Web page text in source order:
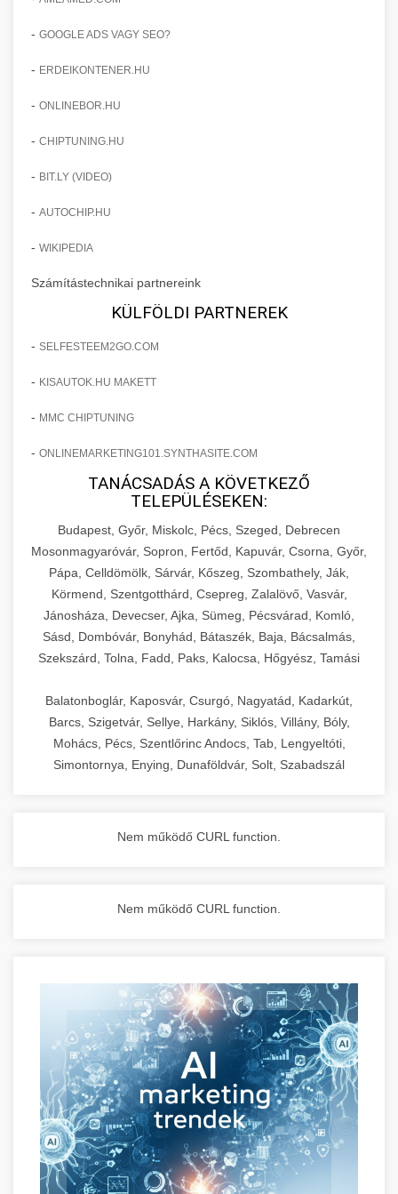
- GOOGLE ADS VAGY SEO?
- ERDEIKONTENER.HU
- ONLINEBOR.HU
- CHIPTUNING.HU
- BIT.LY (VIDEO)
- AUTOCHIP.HU
- WIKIPEDIA
Számítástechnikai partnereink
KÜLFÖLDI PARTNEREK
- SELFESTEEM2GO.COM
- KISAUTOK.HU MAKETT
- MMC CHIPTUNING
- ONLINEMARKETING101.SYNTHASITE.COM
TANÁCSADÁS A KÖVETKEZŐ
TELEPÜLÉSEKEN:
Budapest, Győr, Miskolc, Pécs, Szeged, Debrecen
Mosonmagyaróvár, Sopron, Fertőd, Kapuvár, Csorna, Győr,
Pápa, Celldömölk, Sárvár, Kőszeg, Szombathely, Ják,
Körmend, Szentgotthárd, Csepreg, Zalalövő, Vasvár,
Jánosháza, Devecser, Ajka, Sümeg, Pécsvárad, Komló,
Sásd, Dombóvár, Bonyhád, Bátaszék, Baja, Bácsalmás,
Szekszárd, Tolna, Fadd, Paks, Kalocsa, Hőgyész, Tamási
Balatonboglár, Kaposvár, Csurgó, Nagyatád, Kadarkút,
Barcs, Szigetvár, Sellye, Harkány, Siklós, Villány, Bóly,
Mohács, Pécs, Szentlőrinc Andocs, Tab, Lengyeltóti,
Simontornya, Enying, Dunaföldvár, Solt, Szabadszál
Nem működő CURL function.
Nem működő CURL function.